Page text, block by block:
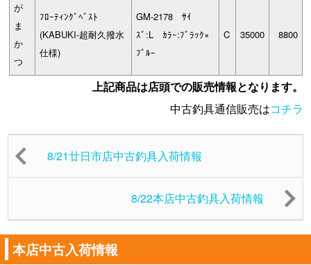
が
ま
か
つ
ﾌﾛｰﾃｨﾝｸﾞﾍﾞｽﾄ
(KABUKI-超耐久撥水
仕様)
GM-2178 ｻｲ
ｽﾞ:L ｶﾗｰ:ﾌﾞﾗｯｸ×
ﾌﾞﾙｰ
C 35000 8800
上記商品は店頭での販売情報となります。
中古釣具通信販売はコチラ
8/21廿日市店中古釣具入荷情報
8/22本店中古釣具入荷情報
本店中古入荷情報